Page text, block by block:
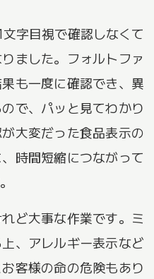
字目視で確認しなくて
ました。フォルトファ
も一度に確認でき、異
で、パッと見てわかり
大変だった食品表示の
時間短縮につながって
ど大事な作業です。ミ
、アレルギー表示など
客様の命の危険もあり